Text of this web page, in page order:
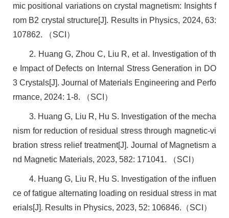
mic positional variations on crystal magnetism: Insights f
rom B2 crystal structure[J]. Results in Physics, 2024, 63:
107862. （SCI）
2. Huang G, Zhou C, Liu R, et al. Investigation of th
e Impact of Defects on Internal Stress Generation in DO
3 Crystals[J]. Journal of Materials Engineering and Perfo
rmance, 2024: 1-8. （SCI）
3. Huang G, Liu R, Hu S. Investigation of the mecha
nism for reduction of residual stress through magnetic-vi
bration stress relief treatment[J]. Journal of Magnetism a
nd Magnetic Materials, 2023, 582: 171041. （SCI）
4. Huang G, Liu R, Hu S. Investigation of the influen
ce of fatigue alternating loading on residual stress in mat
erials[J]. Results in Physics, 2023, 52: 106846.（SCI）